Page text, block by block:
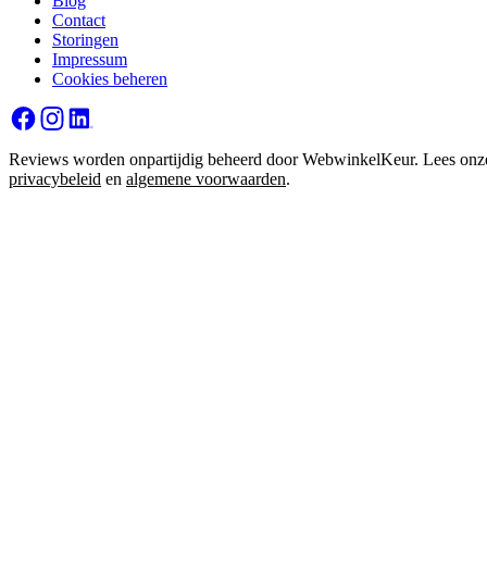
Contact
Storingen
Impressum
Cookies beheren
Reviews worden onpartijdig beheerd door WebwinkelKeur. Lees
privacybeleid en algemene voorwaarden.